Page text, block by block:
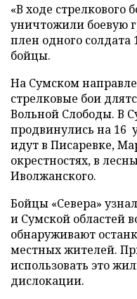
«В ходе стрелкового
уничтожили боевую
плен одного солдата
бойцы.
На Сумском
стрелковые бои
Вольной Слободы. В
продвинулись на 16
идут в Писаревке,
окрестностях, в
Иволжанского.
Бойцы «Севера»
и Сумской областей
обнаруживают
местных жителей.
использовать это
дислокации.